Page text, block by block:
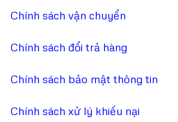
Chính sách vận chuyển
Chính sách đổi trả hàng
Chính sách bảo mật thông tin
Chính sách xử lý khiếu nại